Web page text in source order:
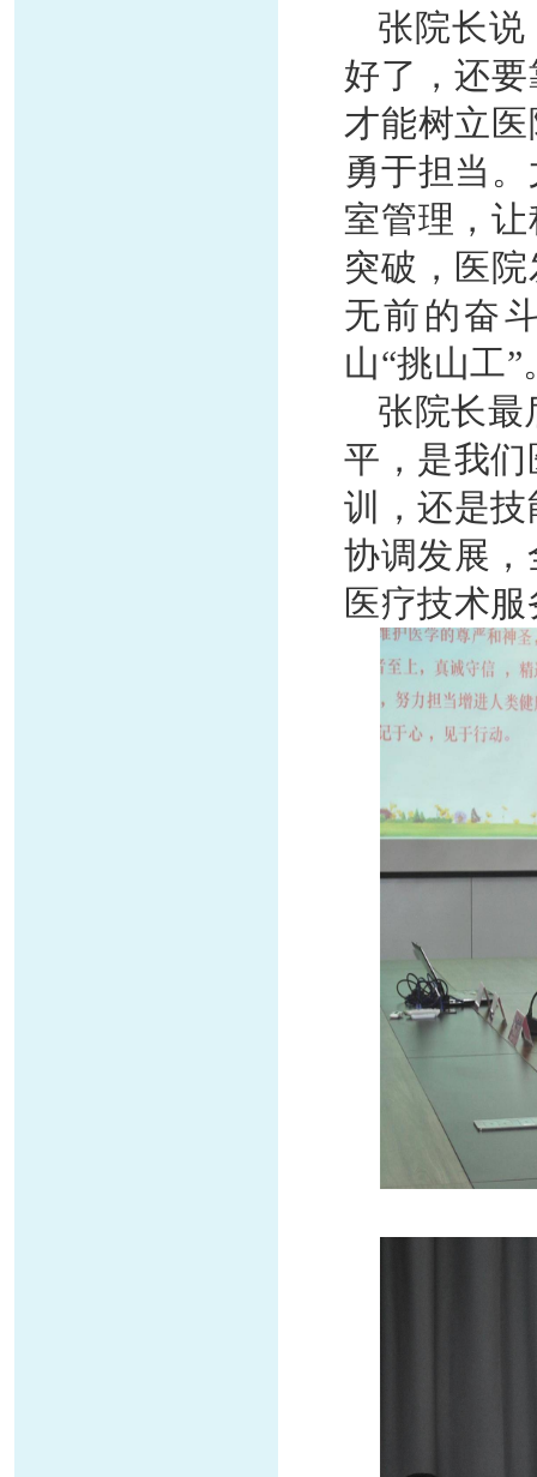
张院长说
好了，还
才能树立
勇于担当
室管理，
突破，医
无前的奋
山“挑山工”
张院长最
平，是我
训，还是
协调发展
医疗技术